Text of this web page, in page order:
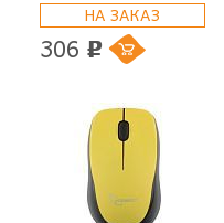
НА ЗАКАЗ
306 p